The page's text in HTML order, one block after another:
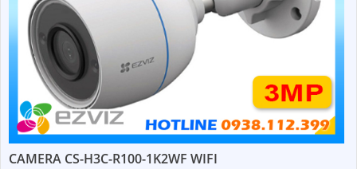
CAMERA CS-H3C-R100-1K2WF WIFI